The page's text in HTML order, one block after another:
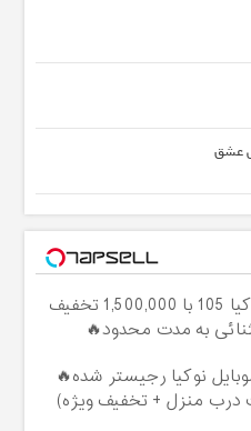
عشق
گوشی نوکیا 105 با 1,500,000 تخفیف
به مدت محدود🔥
نوکیا رجیستر شده🔥
درب منزل + تخفیف ویژه)